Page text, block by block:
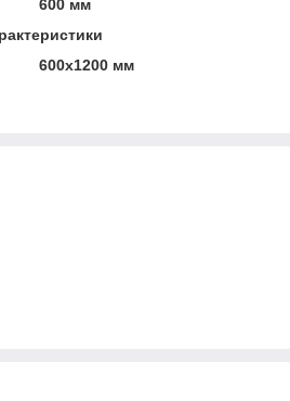
600 мм
600х1200 мм